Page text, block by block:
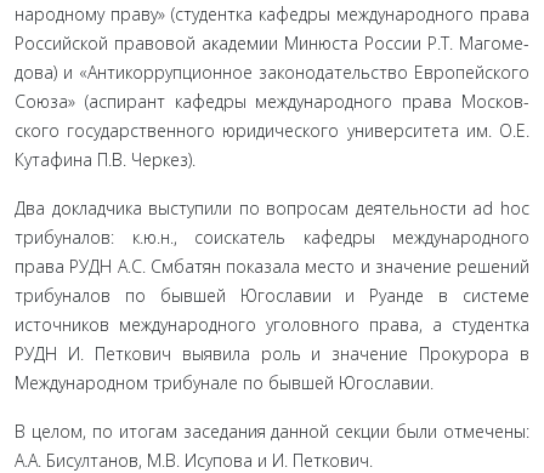
народному праву» (студентка кафедры международного права
Российской правовой академии Минюста России Р.Т. Магоме­
дова) и «Антикоррупционное законодательство Европейского
Союза» (аспирант кафедры международного права Москов­
ского государственного юридического университета им. О.Е.
Кутафина П.В. Черкез).
Два докладчика выступили по вопросам деятельности ad hoc
трибуналов: к.ю.н., соискатель кафедры международного
права РУДН А.С. Смбатян показала место и значение реше­ний
трибуналов по бывшей Югославии и Руанде в системе
источников международного уголовного права, а студентка
РУДН И. Петкович выявила роль и значение Прокурора в
Международном трибунале по бывшей Югославии.
В целом, по итогам заседания данной секции были отме­чены:
А.А. Бисултанов, М.В. Исупова и И. Петкович.